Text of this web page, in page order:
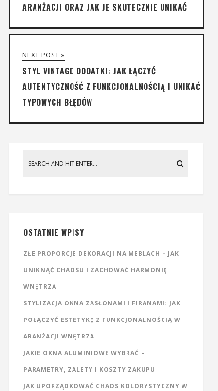
ARANŻACJI ORAZ JAK JE SKUTECZNIE UNIKAĆ
NEXT POST »
STYL VINTAGE DODATKI: JAK ŁĄCZYĆ
AUTENTYCZNOŚĆ Z FUNKCJONALNOŚCIĄ I UNIKAĆ
TYPOWYCH BŁĘDÓW
OSTATNIE WPISY
ZŁE PROPORCJE DEKORACJI NA MEBLACH – JAK
UNIKNĄĆ CHAOSU I ZACHOWAĆ HARMONIĘ
WNĘTRZA
STYLIZACJA OKNA ZASŁONAMI I FIRANAMI: JAK
POŁĄCZYĆ ESTETYKĘ Z FUNKCJONALNOŚCIĄ W
ARANŻACJI WNĘTRZA
JAKIE OKNA ALUMINIOWE WYBRAĆ –
PARAMETRY, ZALETY I KOSZTY ZAKUPU
JAK UPORZĄDKOWAĆ CHAOS KOLORYSTYCZNY W